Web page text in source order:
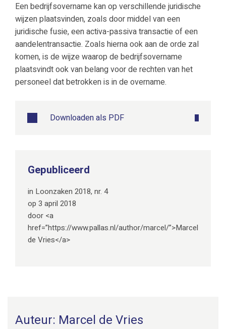
Een bedrijfsovername kan op verschillende juridische
wijzen plaatsvinden, zoals door middel van een
juridische fusie, een activa-passiva transactie of een
aandelentransactie. Zoals hierna ook aan de orde zal
komen, is de wijze waarop de bedrijfsovername
plaatsvindt ook van belang voor de rechten van het
personeel dat betrokken is in de overname.
Downloaden als PDF
Gepubliceerd
in Loonzaken 2018, nr. 4
op 3 april 2018
door <a
href=”https://www.pallas.nl/author/marcel/”>Marcel
de Vries</a>
Auteur: Marcel de Vries